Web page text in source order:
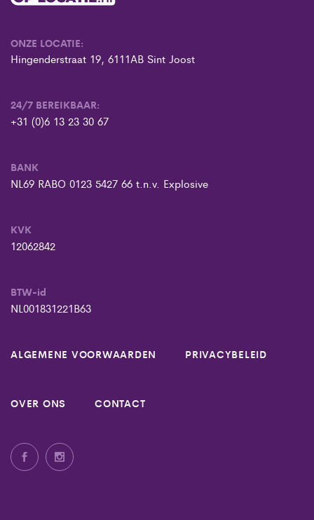
ONZE LOCATIE:
Hingenderstraat 19, 6111AB Sint Joost
24/7 BEREIKBAAR:
+31 (0)6 13 23 30 67
BANK
NL69 RABO 0123 5427 66 t.n.v. Explosive
KVK
12062842
BTW-id
NL001831221B63
ALGEMENE VOORWAARDEN PRIVACYBELEID
OVER ONS CONTACT